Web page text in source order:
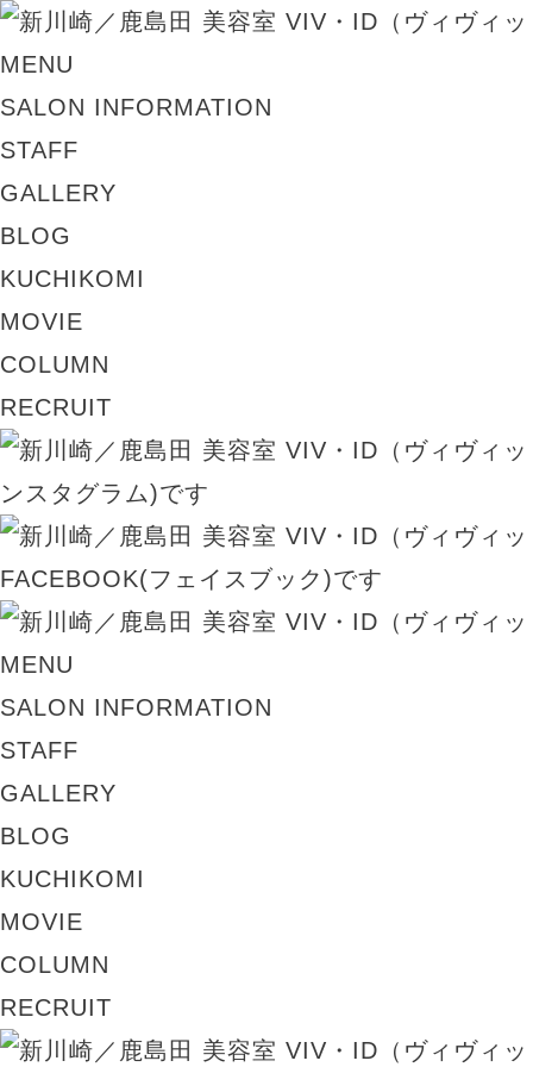
MENU
SALON INFORMATION
STAFF
GALLERY
BLOG
KUCHIKOMI
MOVIE
COLUMN
RECRUIT
MENU
SALON INFORMATION
STAFF
GALLERY
BLOG
KUCHIKOMI
MOVIE
COLUMN
RECRUIT